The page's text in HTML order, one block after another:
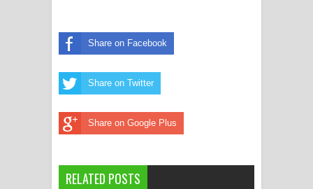
Share on Facebook
Share on Twitter
Share on Google Plus
RELATED POSTS